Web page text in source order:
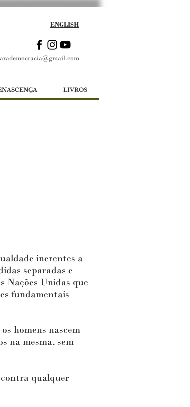
ENGLISH
LIVROS
inerentes a
separadas e
Nações Unidas que
fundamentais
homens nascem
na mesma, sem
qualquer